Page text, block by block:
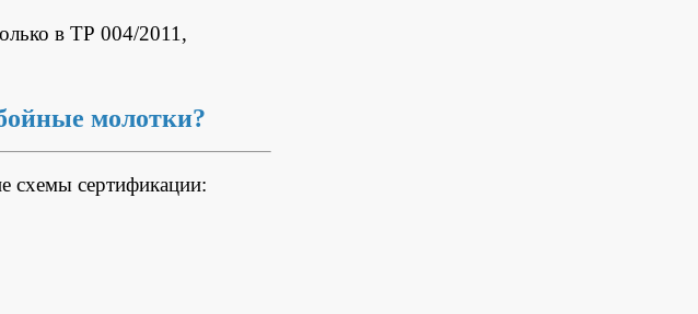
в ТР 004/2011,
молотки?
сертификации: